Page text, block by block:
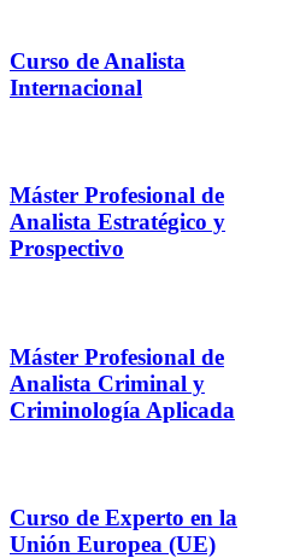
Curso de Analista
Internacional
Máster Profesional de
Analista Estratégico y
Prospectivo
Máster Profesional de
Analista Criminal y
Criminología Aplicada
Curso de Experto en la
Unión Europea (UE)